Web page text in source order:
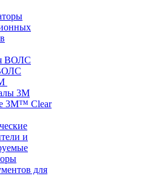
3М
3M™ Clear
и
для